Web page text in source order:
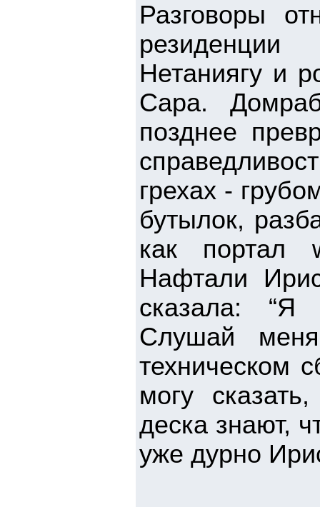
Разговоры
Нетаниягу и
Сара.
позднее
грехах -
бутылок,
как портал
Нафтали
сказала: “Я
Слушай
техническом
могу
деска знают,
уже дурно